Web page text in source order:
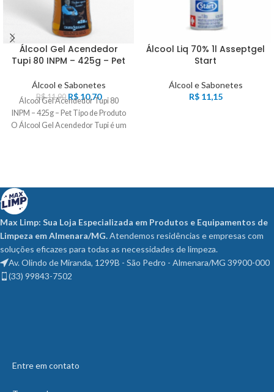
Álcool Gel Acendedor
Tupi 80 INPM – 425g – Pet
Álcool e Sabonetes
R$11,90 R$10,70
Álcool Gel Acendedor Tupi 80
INPM – 425g – Pet Tipo de Produto
O Álcool Gel Acendedor Tupi é um
Álcool Liq 70% 1l Asseptgel
Start
Álcool e Sabonetes
R$11,15
Max Limp: Sua Loja Especializada em Produtos e Equipamentos de
Limpeza em Almenara/MG.Atendemos residências e empresas com
soluções eficazes para todas as necessidades de limpeza.
Av. Olindo de Miranda, 1299B - São Pedro - Almenara/MG 39900-000
(33) 99843-7502
Entre em contato